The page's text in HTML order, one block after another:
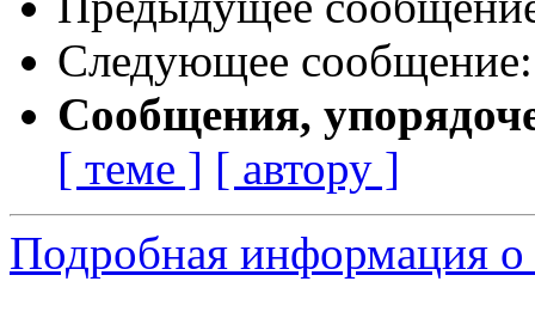
Следующее
Сообщения,
[ теме ] [ автору ]
Подробная информация